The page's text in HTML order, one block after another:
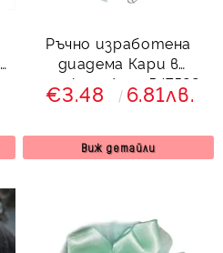
Ръчно изработена
диадема Кари в
тюркоаз/мен 547522
€3.48 6.81лв.
Виж детайли